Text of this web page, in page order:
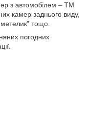
з автомобілем – TM
камер заднього виду,
тощо.
погодних